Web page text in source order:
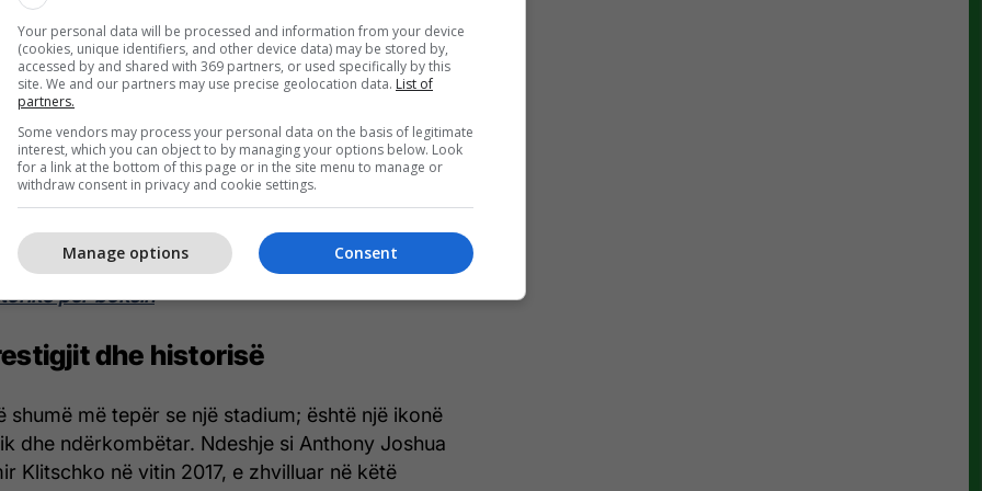
kapacitet rekord
vende për tifozët, Wembley është një nga
mëdha në Evropë dhe një prej më të mëdhenjve
sportive dhe kulturore. Organizimi i një
në këtë arenë garanton një audiencë gjigante
elektrizuese, e cila është e vështirë të arrihet
të boksit.
Ndarja ‘e padrejtë’ e parave, Usyk-Dubois: Sonte
për boksin
dhe historisë
shumë më tepër se një stadium; është një ikonë
dhe ndërkombëtar. Ndeshje si Anthony Joshua
Klitschko në vitin 2017, e zhvilluar në këtë
Your personal data will be processed and information from your device
(cookies, unique identifiers, and other device data) may be stored by,
accessed by and shared with 369 partners, or used specifically by this
site. We and our partners may use precise geolocation data. List of
partners.
Some vendors may process your personal data on the basis of legitimate
interest, which you can object to by managing your options below. Look
for a link at the bottom of this page or in the site menu to manage or
withdraw consent in privacy and cookie settings.
Consent
Manage options